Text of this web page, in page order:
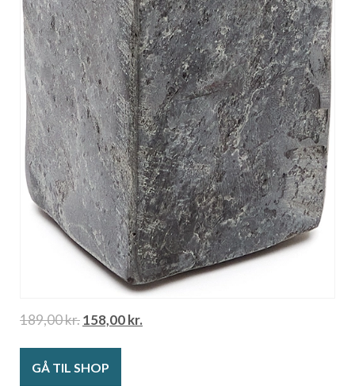
189,00kr.158,00kr.
GÅ TIL SHOP